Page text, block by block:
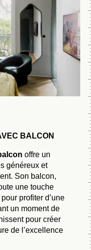
BALCON
offre un
généreux et
Son balcon,
une touche
profiter d’une
un moment de
pour créer
de l’excellence